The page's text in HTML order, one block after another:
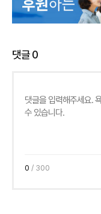
댓글0
0 / 300